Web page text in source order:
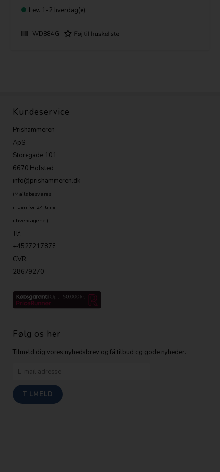
Materialer • 65% polyester, 35% bomuld, 260g/m2
vælge nr. større end dine fritidsbukser)
Mål i tomme som alm.alm. fritidsbukser: f. eks str 34 i talje = 34 x 2,56
Lev. 1-2 hverdag(e)
WD884 G
Kundeservice
Prishammeren
ApS
Storegade 101
6670 Holsted
info@prishammeren.dk
(Mails besvares
inden for 24 timer
i hverdagene.)
Tlf.
+4527217878
CVR.:
28679270
Følg os her
Tilmeld dig vores nyhedsbrev og få tilbud og gode nyheder.